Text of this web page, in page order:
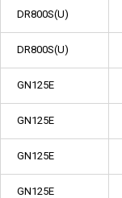
DR800S(U)
DR800S(U)
GN125E
GN125E
GN125E
GN125E